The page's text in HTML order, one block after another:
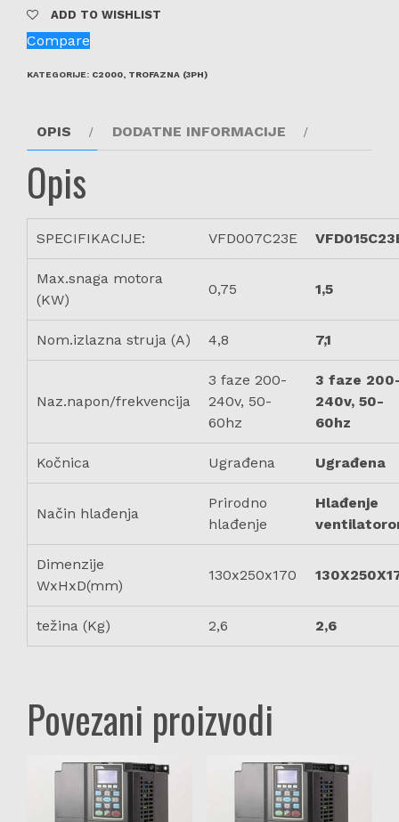
ADD TO WISHLIST
Compare
KATEGORIJE: C2000 TROFAZNA (3PH)
OPIS DODATNE INFORMACIJE
Opis
SPECIFIKACIJE: VFD007C23E
Max.snaga motora
(KW)
0,75 1,5
Nom.izlazna struja (A) 4,8 7,1
Naz.napon/frekvencija
3 faze 200-
240v, 50-
60hz
3 faze
240v, 50-
60hz
Kočnica Ugrađena Ugrađena
Način hlađenja
Prirodno
hlađenje
Hlađenje
Dimenzije
WxHxD(mm)
130x250x170
težina (Kg) 2,6 2,6
Povezani proizvodi